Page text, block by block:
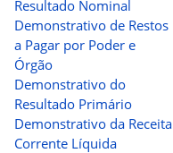
Resultado Nominal
Demonstrativo de Restos
a Pagar por Poder e
Órgão
Demonstrativo do
Resultado Primário
Demonstrativo da Receita
Corrente Líquida